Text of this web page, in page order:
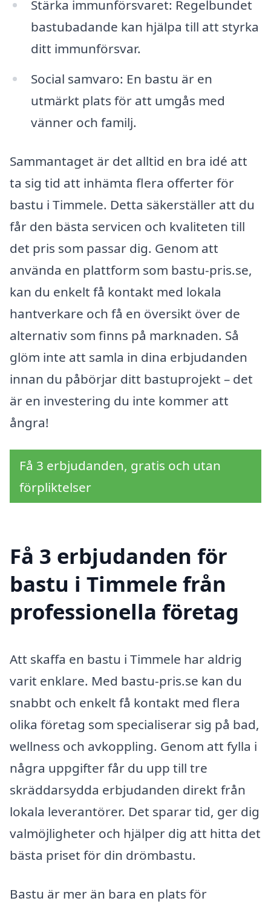
Stärka immunförsvaret: Regelbundet
bastubadande kan hjälpa till att styrka
ditt immunförsvar.
Social samvaro: En bastu är en
utmärkt plats för att umgås med
vänner och familj.
Sammantaget är det alltid en bra idé att
ta sig tid att inhämta flera offerter för
bastu i Timmele. Detta säkerställer att du
får den bästa servicen och kvaliteten till
det pris som passar dig. Genom att
använda en plattform som bastu-pris.se,
kan du enkelt få kontakt med lokala
hantverkare och få en översikt över de
alternativ som finns på marknaden. Så
glöm inte att samla in dina erbjudanden
innan du påbörjar ditt bastuprojekt – det
är en investering du inte kommer att
ångra!
Få 3 erbjudanden, gratis och utan
förpliktelser
Få 3 erbjudanden för
bastu i Timmele från
professionella företag
Att skaffa en bastu i Timmele har aldrig
varit enklare. Med bastu-pris.se kan du
snabbt och enkelt få kontakt med flera
olika företag som specialiserar sig på bad,
wellness och avkoppling. Genom att fylla i
några uppgifter får du upp till tre
skräddarsydda erbjudanden direkt från
lokala leverantörer. Det sparar tid, ger dig
valmöjligheter och hjälper dig att hitta det
bästa priset för din drömbastu.
Bastu är mer än bara en plats för